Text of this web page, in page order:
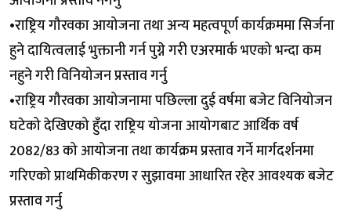
•राष्ट्रिय गौरवका आयोजना तथा अन्य महत्वपूर्ण कार्यक्रममा सिर्जना
हुने दायित्वलाई भुक्तानी गर्न पुग्ने गरी एअरमार्क भएको भन्दा कम
नहुने गरी विनियोजन प्रस्ताव गर्नु
•राष्ट्रिय गौरवका आयोजनामा पछिल्ला दुई वर्षमा बजेट विनियोजन
घटेको देखिएको हुँदा राष्ट्रिय योजना आयोगबाट आर्थिक वर्ष
2082/83 को आयोजना तथा कार्यक्रम प्रस्ताव गर्ने मार्गदर्शनमा
गरिएको प्राथमिकीकरण र सुझावमा आधारित रहेर आवश्यक बजेट
प्रस्ताव गर्नु